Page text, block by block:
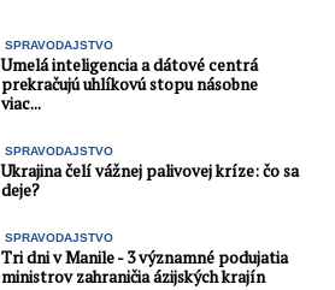
SPRAVODAJSTVO
Umelá inteligencia a dátové centrá
prekračujú uhlíkovú stopu násobne
viac...
SPRAVODAJSTVO
Ukrajina čelí vážnej palivovej kríze: čo sa
deje?
SPRAVODAJSTVO
Tri dni v Manile - 3 významné podujatia
ministrov zahraničia ázijských krajín